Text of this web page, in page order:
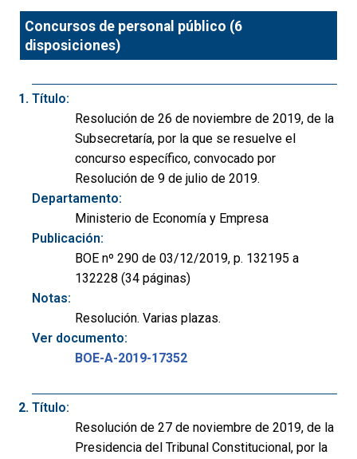
Concursos de personal público (6
disposiciones)
Título:
Resolución de 26 de noviembre de 2019, de la
Subsecretaría, por la que se resuelve el
concurso específico, convocado por
Resolución de 9 de julio de 2019.
Departamento:
Ministerio de Economía y Empresa
Publicación:
BOE nº 290 de 03/12/2019, p. 132195 a
132228 (34 páginas)
Notas:
Resolución. Varias plazas.
Ver documento:
BOE-A-2019-17352
Título:
Resolución de 27 de noviembre de 2019, de la
Presidencia del Tribunal Constitucional, por la